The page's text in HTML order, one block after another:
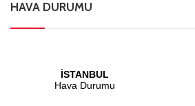
HAVA DURUMU